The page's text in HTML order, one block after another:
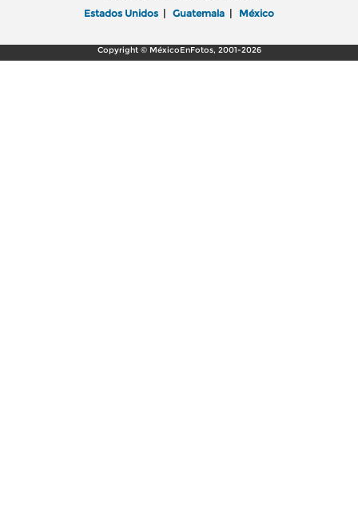
Estados Unidos | Guatemala | México
Copyright © MéxicoEnFotos, 2001-2026